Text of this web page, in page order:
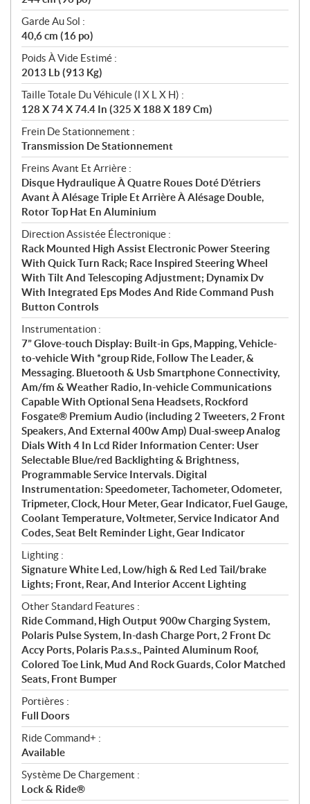
Garde Au Sol :
40,6 cm (16 po)
Poids À Vide Estimé :
2013 Lb (913 Kg)
Taille Totale Du Véhicule (l X L X H) :
128 X 74 X 74.4 In (325 X 188 X 189 Cm)
Frein De Stationnement :
Transmission De Stationnement
Freins Avant Et Arrière :
Disque Hydraulique À Quatre Roues Doté D’étriers
Avant À Alésage Triple Et Arrière À Alésage Double,
Rotor Top Hat En Aluminium
Direction Assistée Électronique :
Rack Mounted High Assist Electronic Power Steering
With Quick Turn Rack; Race Inspired Steering Wheel
With Tilt And Telescoping Adjustment; Dynamix Dv
With Integrated Eps Modes And Ride Command Push
Button Controls
Instrumentation :
7” Glove-touch Display: Built-in Gps, Mapping, Vehicle-
to-vehicle With *group Ride, Follow The Leader, &
Messaging. Bluetooth & Usb Smartphone Connectivity,
Am/fm & Weather Radio, In-vehicle Communications
Capable With Optional Sena Headsets, Rockford
Fosgate® Premium Audio (including 2 Tweeters, 2 Front
Speakers, And External 400w Amp) Dual-sweep Analog
Dials With 4 In Lcd Rider Information Center: User
Selectable Blue/red Backlighting & Brightness,
Programmable Service Intervals. Digital
Instrumentation: Speedometer, Tachometer, Odometer,
Tripmeter, Clock, Hour Meter, Gear Indicator, Fuel Gauge,
Coolant Temperature, Voltmeter, Service Indicator And
Codes, Seat Belt Reminder Light, Gear Indicator
Lighting :
Signature White Led, Low/high & Red Led Tail/brake
Lights; Front, Rear, And Interior Accent Lighting
Other Standard Features :
Ride Command, High Output 900w Charging System,
Polaris Pulse System, In-dash Charge Port, 2 Front Dc
Accy Ports, Polaris P.a.s.s., Painted Aluminum Roof,
Colored Toe Link, Mud And Rock Guards, Color Matched
Seats, Front Bumper
Portières :
Full Doors
Ride Command+ :
Available
Système De Chargement :
Lock & Ride®